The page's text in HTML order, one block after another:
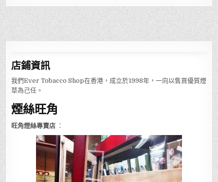
店鋪資訊
我們Ever Tobacco Shop在香港，成立於1998年，一向以售買優質煙
草為己任。
煙絲旺角
旺角煙絲專賣店 ：